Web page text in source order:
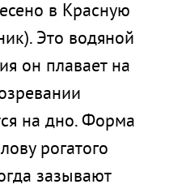
в Красную
Это водяной
он плавает на
на дно. Форма
рогатого
зазывают